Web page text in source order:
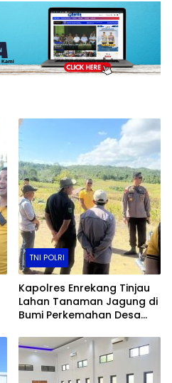
TNI POLRI
Kapolres Enrekang Tinjau
Lahan Tanaman Jagung di
Bumi Perkemahan Desa